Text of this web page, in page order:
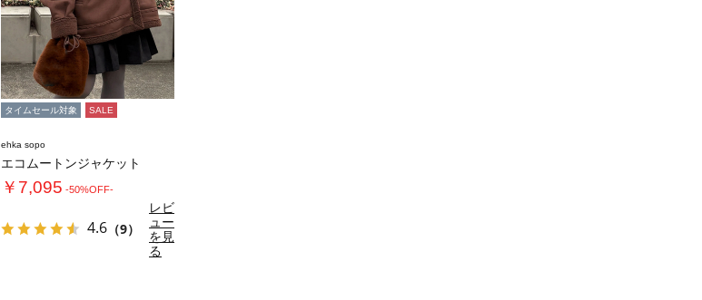
タイムセール対象 SALE
ehka sopo
エコムートンジャケット
￥7,095 -50%OFF-
4.6 （9）
レビ
ュー
を見
る